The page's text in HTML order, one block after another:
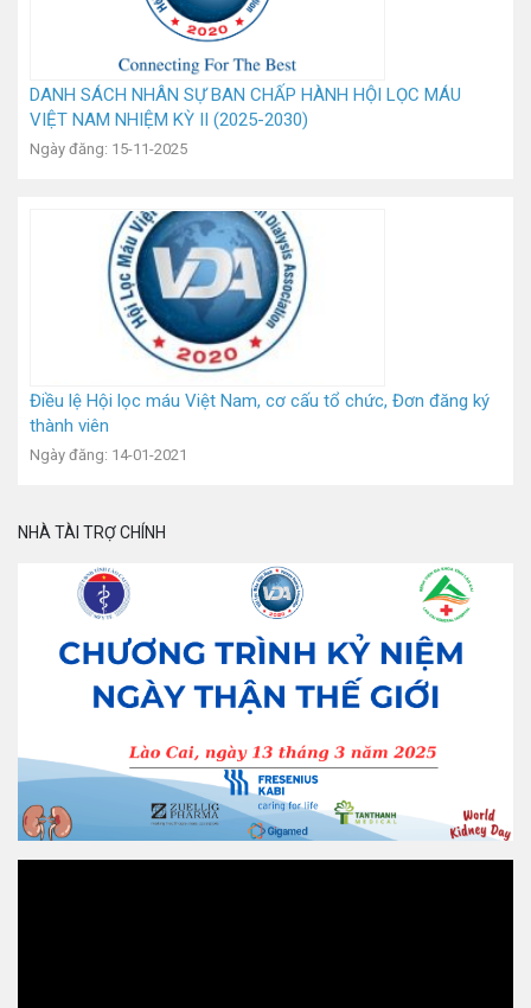
DANH SÁCH NHÂN SỰ BAN CHẤP HÀNH HỘI LỌC MÁU
VIỆT NAM NHIỆM KỲ II (2025-2030)
Ngày đăng: 15-11-2025
Điều lệ Hội lọc máu Việt Nam, cơ cấu tổ chức, Đơn đăng ký
thành viên
Ngày đăng: 14-01-2021
NHÀ TÀI TRỢ CHÍNH